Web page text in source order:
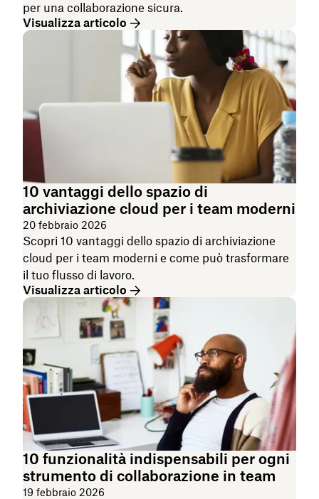
per una collaborazione sicura.
Visualizza articolo
10 vantaggi dello spazio di
archiviazione cloud per i team moderni
20 febbraio 2026
Scopri 10 vantaggi dello spazio di archiviazione
cloud per i team moderni e come può trasformare
il tuo flusso di lavoro.
Visualizza articolo
10 funzionalità indispensabili per ogni
strumento di collaborazione in team
19 febbraio 2026